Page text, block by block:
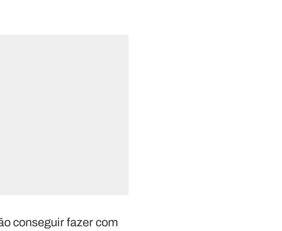
conseguir fazer com